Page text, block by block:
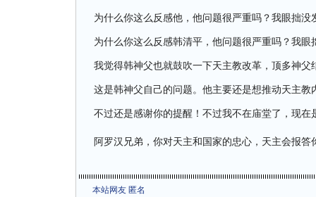
为什么你这么反感他，他问题很严重吗？我眼拙没
为什么你这么反感韩清平，他问题很严重吗？我眼
我觉得韩神父也就鼓吹一下天主教改革，顶多神
这是韩神父自己的问题。他主要还是想推动天主
不过还是感谢你的提醒！不过我不在庙堂了，现在
阿罗汉兄弟，你对天主和国家的忠心，天主会报答
本站网友 匿名